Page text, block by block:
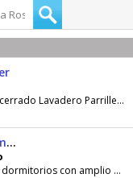
cerrado Lavadero Parrillero cubierto
Dpto 2 dormitorios con amplio balcón PICHINCHA
con amplio